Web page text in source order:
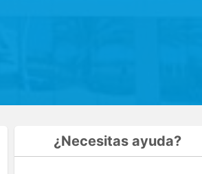
¿Necesitas ayuda?